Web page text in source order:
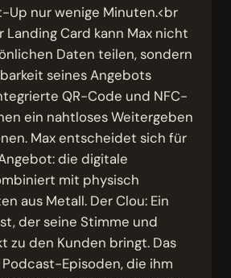
Up nur wenige Minuten.<br
Landing Card kann Max nicht
Daten teilen, sondern
seines Angebots
QR-Code und NFC-
ein nahtloses Weitergeben
Max entscheidet sich für
die digitale
mit physisch
aus Metall. Der Clou: Ein
der seine Stimme und
zu den Kunden bringt. Das
Episoden, die ihm